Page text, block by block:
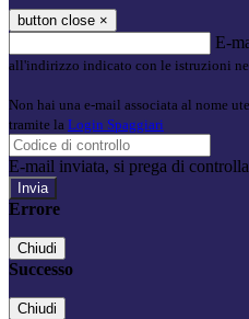
button close ×
E-
all'indirizzo indicato con le istruzioni
Non hai una e-mail associata al nome
tramite la Login Spaggiari
E-mail inviata, si prega di
Errore
Chiudi
Successo
Chiudi